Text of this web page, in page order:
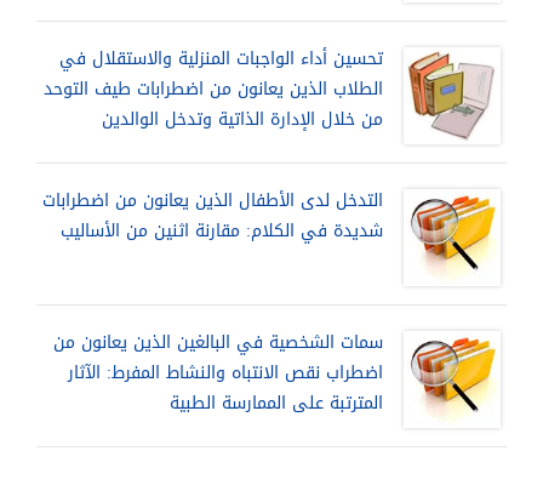
تحسين أداء الواجبات المنزلية والاستقلال في
الطلاب الذين يعانون من اضطرابات طيف التوحد
من خلال الإدارة الذاتية وتدخل الوالدين
التدخل لدى الأطفال الذين يعانون من اضطرابات
شديدة في الكلام: مقارنة اثنين من الأساليب
سمات الشخصية في البالغين الذين يعانون من
اضطراب نقص الانتباه والنشاط المفرط: الآثار
المترتبة على الممارسة الطبية